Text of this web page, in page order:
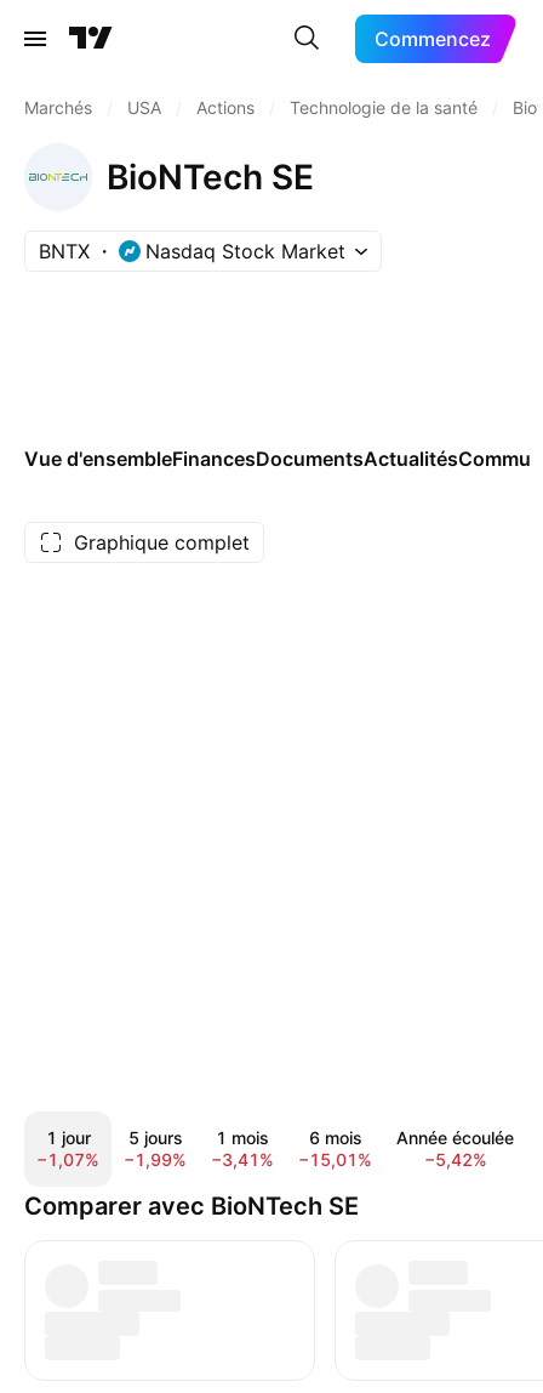
Commencez
Marchés USA Actions Technologie de la santé
BioNTech SE
BNTX Nasdaq Stock Market
Vue d'ensembleFinancesDocumentsActualités
Graphique complet
1 jour
−1,07%
5 jours
−1,99%
1 mois
−3,41%
6 mois
−15,01%
Année écoulée
−5,42%
Comparer avec BioNTech SE